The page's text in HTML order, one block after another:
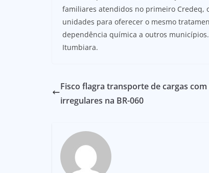
familiares atendidos no primeiro Credeq,
unidades para oferecer o mesmo
dependência química a outros
Itumbiara.
Fisco flagra transporte de cargas
irregulares na BR-060